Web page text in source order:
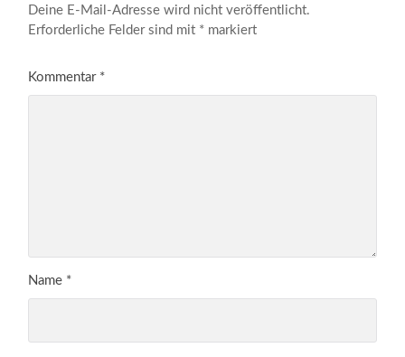
Deine E-Mail-Adresse wird nicht veröffentlicht.
Erforderliche Felder sind mit * markiert
Kommentar *
Name *